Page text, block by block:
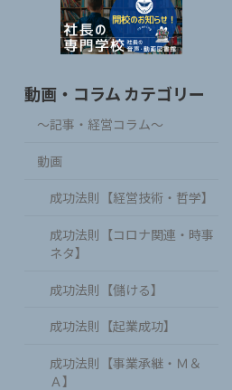
動画・コラム カテゴリー
～記事・経営コラム～
動画
成功法則【経営技術・哲学】
成功法則【コロナ関連・時事
ネタ】
成功法則【儲ける】
成功法則【起業成功】
成功法則【事業承継・Ｍ＆
Ａ】